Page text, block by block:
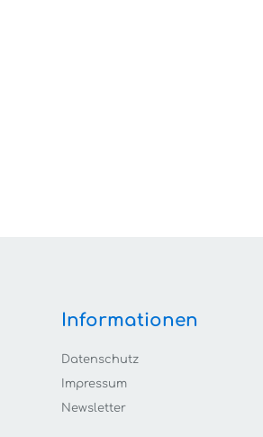
Informationen
Datenschutz
Impressum
Newsletter